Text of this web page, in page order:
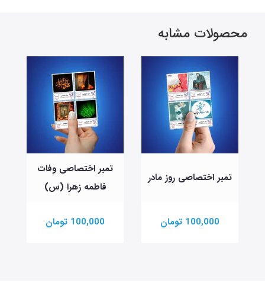
محصولات مشابه
تمبر اختصاصی روز مادر
100,000 تومان
تمبر اختصاصی وفات
فاطمه زهرا (س)
100,000 تومان